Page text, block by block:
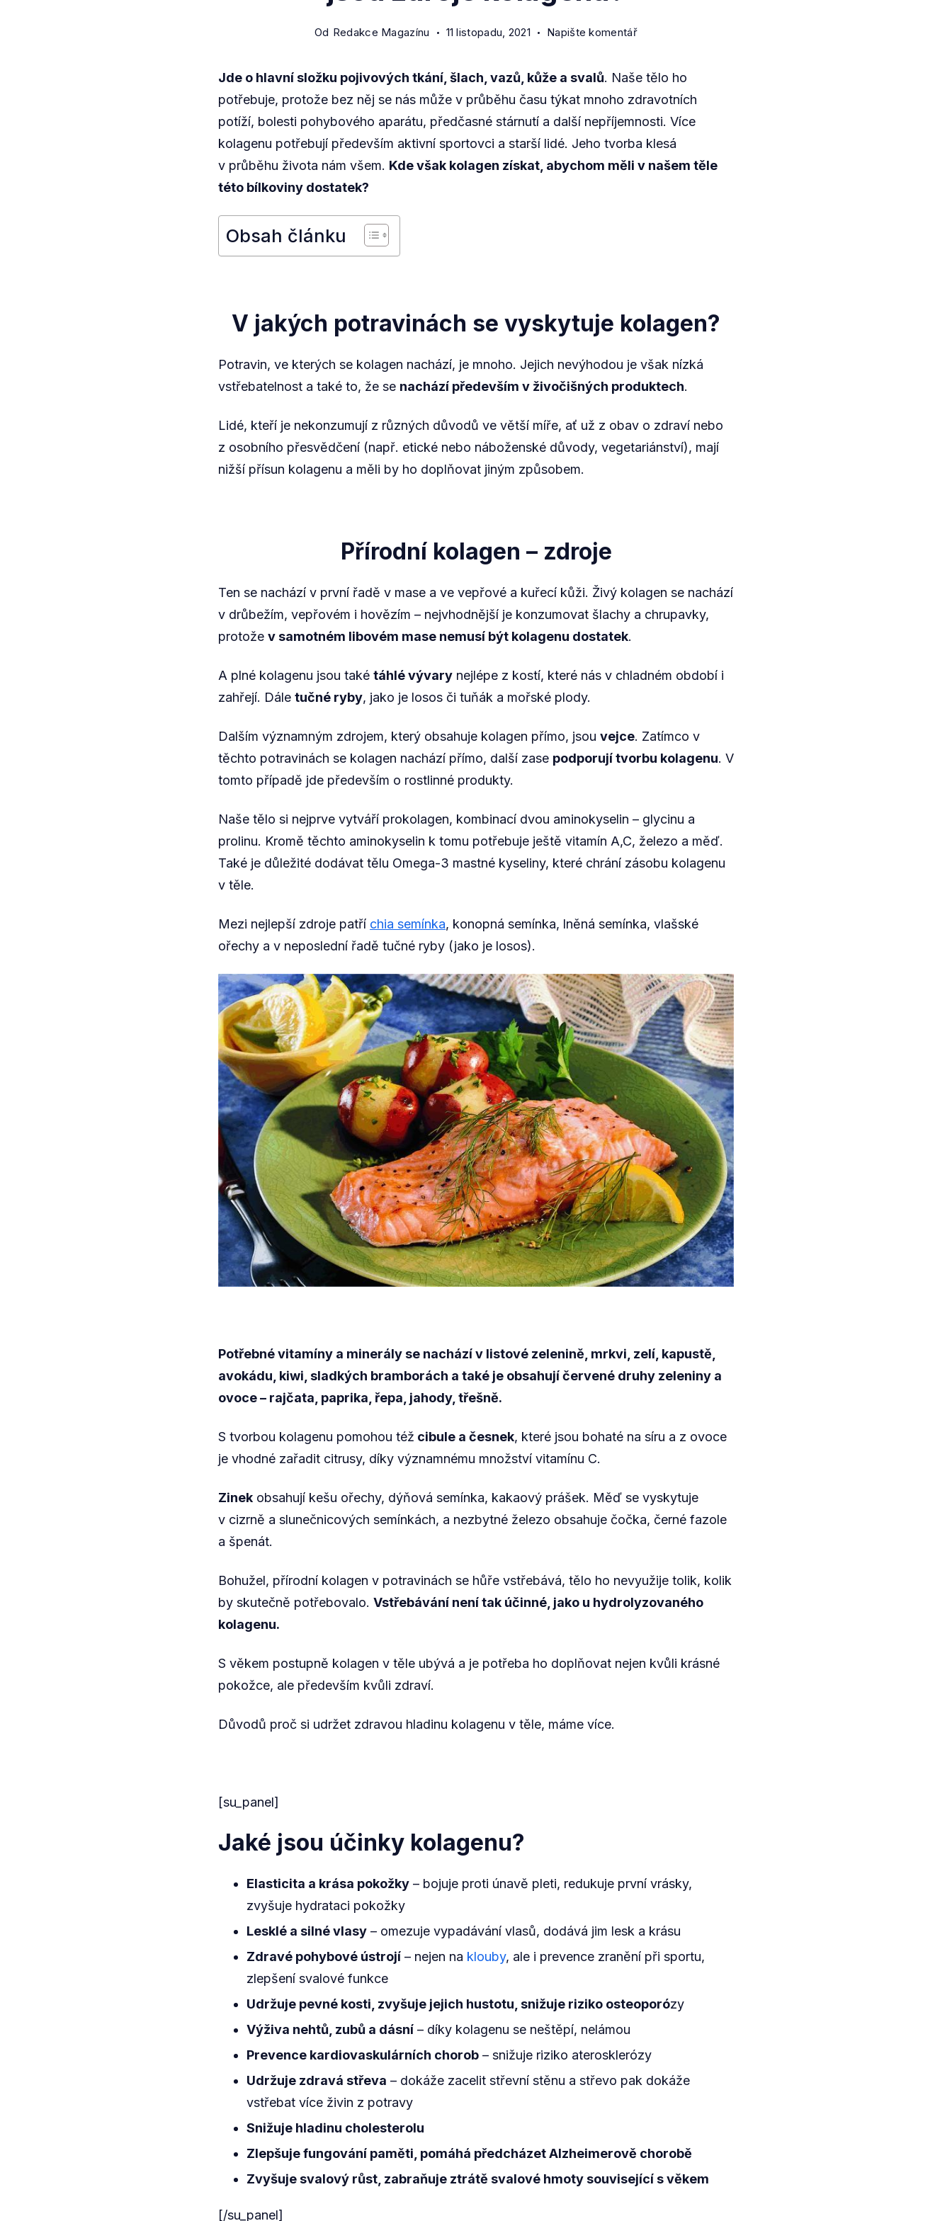
Od Redakce Magazínu 11 listopadu, 2021 Napište komentářon
v potravinách
–
jaké
jsou
zdroje
Jde o hlavní složku pojivových tkání, šlach, vazů, kůže a svalů. Naše tělo ho
potřebuje, protože bez něj se nás může v průběhu času týkat mnoho zdravotních
potíží, bolesti pohybového aparátu, předčasné stárnutí a další nepříjemnosti. Více
kolagenu potřebují především aktivní sportovci a starší lidé. Jeho tvorba klesá
v průběhu života nám všem. Kde však kolagen získat, abychom měli v našem těle
této bílkoviny dostatek?
Obsah článku
V jakých potravinách se vyskytuje kolagen?
Potravin, ve kterých se kolagen nachází, je mnoho. Jejich nevýhodou je však nízká
vstřebatelnost a také to, že se nachází především v živočišných produktech.
Lidé, kteří je nekonzumují z různých důvodů ve větší míře, ať už z obav o zdraví nebo
z osobního přesvědčení (např. etické nebo náboženské důvody, vegetariánství), mají
nižší přísun kolagenu a měli by ho doplňovat jiným způsobem.
Přírodní kolagen – zdroje
Ten se nachází v první řadě v mase a ve vepřové a kuřecí kůži. Živý kolagen se nachází
v drůbežím, vepřovém i hovězím – nejvhodnější je konzumovat šlachy a chrupavky,
protože v samotném libovém mase nemusí být kolagenu dostatek.
A plné kolagenu jsou také táhlé vývary nejlépe z kostí, které nás v chladném období i
zahřejí. Dále tučné ryby, jako je losos či tuňák a mořské plody.
Dalším významným zdrojem, který obsahuje kolagen přímo, jsou vejce. Zatímco v
těchto potravinách se kolagen nachází přímo, další zase podporují tvorbu kolagenu. V
tomto případě jde především o rostlinné produkty.
Naše tělo si nejprve vytváří prokolagen, kombinací dvou aminokyselin – glycinu a
prolinu. Kromě těchto aminokyselin k tomu potřebuje ještě vitamín A,C, železo a měď.
Také je důležité dodávat tělu Omega-3 mastné kyseliny, které chrání zásobu kolagenu
v těle.
Mezi nejlepší zdroje patří chia semínka, konopná semínka, lněná semínka, vlašské
ořechy a v neposlední řadě tučné ryby (jako je losos).
Potřebné vitamíny a minerály se nachází v listové zelenině, mrkvi, zelí, kapustě,
avokádu, kiwi, sladkých bramborách a také je obsahují červené druhy zeleniny a
ovoce – rajčata, paprika, řepa, jahody, třešně.
S tvorbou kolagenu pomohou též cibule a česnek, které jsou bohaté na síru a z ovoce
je vhodné zařadit citrusy, díky významnému množství vitamínu C.
Zinek obsahují kešu ořechy, dýňová semínka, kakaový prášek. Měď se vyskytuje
v cizrně a slunečnicových semínkách, a nezbytné železo obsahuje čočka, černé fazole
a špenát.
Bohužel, přírodní kolagen v potravinách se hůře vstřebává, tělo ho nevyužije tolik, kolik
by skutečně potřebovalo. Vstřebávání není tak účinné, jako u hydrolyzovaného
kolagenu.
S věkem postupně kolagen v těle ubývá a je potřeba ho doplňovat nejen kvůli krásné
pokožce, ale především kvůli zdraví.
Důvodů proč si udržet zdravou hladinu kolagenu v těle, máme více.
[su_panel]
Jaké jsou účinky kolagenu?
Elasticita a krása pokožky – bojuje proti únavě pleti, redukuje první vrásky,
zvyšuje hydrataci pokožky
Lesklé a silné vlasy – omezuje vypadávání vlasů, dodává jim lesk a krásu
Zdravé pohybové ústrojí – nejen na klouby, ale i prevence zranění při sportu,
zlepšení svalové funkce
Udržuje pevné kosti, zvyšuje jejich hustotu, snižuje riziko osteoporózy
Výživa nehtů, zubů a dásní – díky kolagenu se neštěpí, nelámou
Prevence kardiovaskulárních chorob – snižuje riziko aterosklerózy
Udržuje zdravá střeva – dokáže zacelit střevní stěnu a střevo pak dokáže
vstřebat více živin z potravy
Snižuje hladinu cholesterolu
Zlepšuje fungování paměti, pomáhá předcházet Alzheimerově chorobě
Zvyšuje svalový růst, zabraňuje ztrátě svalové hmoty související s věkem
[/su_panel]